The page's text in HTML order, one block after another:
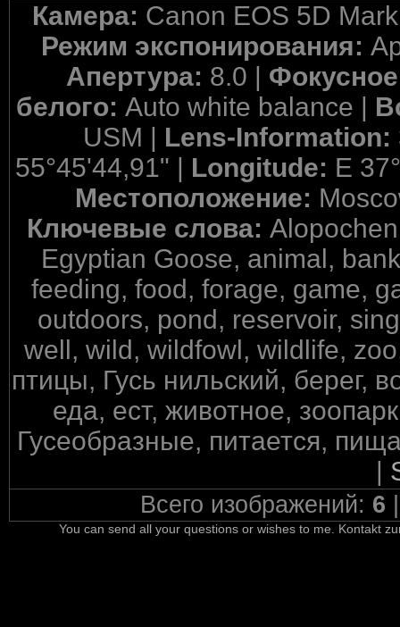
Камера: Canon EOS 5D
Режим экспонирования:
Апертура: 8.0 |
белого:Auto white balance |
USM | Lens-Information:
55°45'44,91" | Longitude: E
Местоположение:
Ключевые слова:
Egyptian Goose, animal,
feeding, food, forage, game,
outdoors, pond, reservoir,
well, wild, wildfowl, wildlife,
птицы, Гусь нильский, берег,
еда, ест, животное,
Гусеобразные, питается,
|
Всего изображений: 6
You can send all your questions or wishes to me. Kontakt